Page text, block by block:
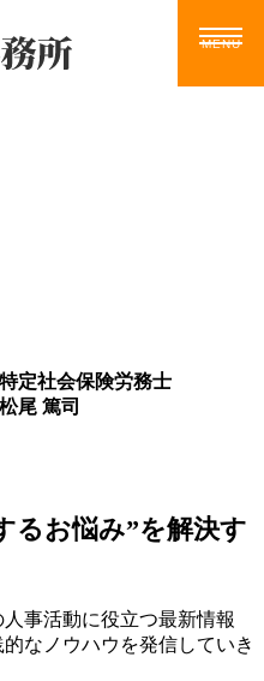
特定社会保険労務士
松尾 篤司
るお悩み”を解決す
事活動に役立つ最新情報
なノウハウを発信していき